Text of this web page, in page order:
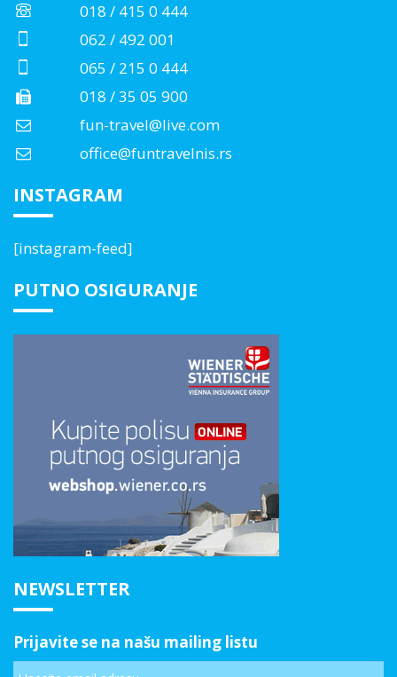
018 / 415 0 444
062 / 492 001
065 / 215 0 444
018 / 35 05 900
fun-travel@live.com
office@funtravelnis.rs
INSTAGRAM
[instagram-feed]
PUTNO OSIGURANJE
NEWSLETTER
Prijavite se na našu mailing listu